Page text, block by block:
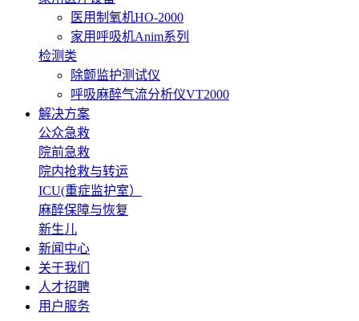
医用制氧机HO-2000
家用呼吸机Anim系列
检测类
除颤监护测试仪
呼吸麻醉气流分析仪VT2000
解决方案
公众急救
院前急救
院内抢救与转运
ICU(重症监护室）
麻醉保障与恢复
新生儿
新闻中心
关于我们
人才招聘
用户服务